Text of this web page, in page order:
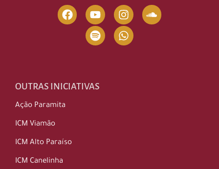
OUTRAS INICIATIVAS
Ação Paramita
ICM Viamão
ICM Alto Paraíso
ICM Canelinha